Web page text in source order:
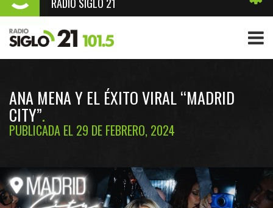
ANA MENA Y EL ÉXITO VIRAL “MADRID
CITY”
PUBLICADA EL 29 DE FEBRERO, 2024